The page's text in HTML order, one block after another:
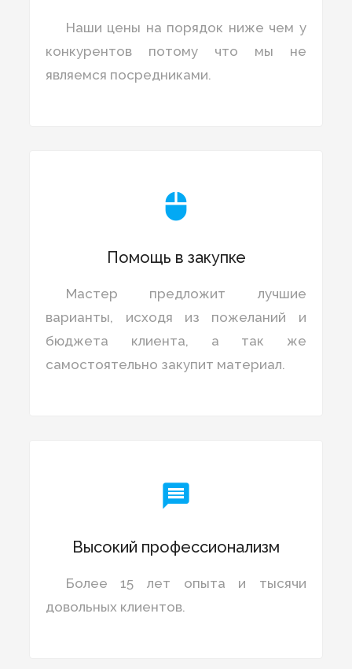
Наши цены на порядок ниже чем у
конкурентов потому что мы не
являемся посредниками.

Помощь в закупке
Мастер предложит лучшие
варианты, исходя из пожеланий и
бюджета клиента, а так же
самостоятельно закупит материал.

Высокий профессионализм
Более 15 лет опыта и тысячи
довольных клиентов.